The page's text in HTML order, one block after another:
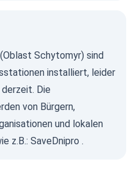
Schytomyr) sind
installiert, leider
Die
von Bürgern,
und lokalen
z.B.: SaveDnipro .